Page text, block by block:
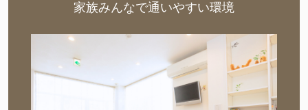
家族みんなで通いやすい環境